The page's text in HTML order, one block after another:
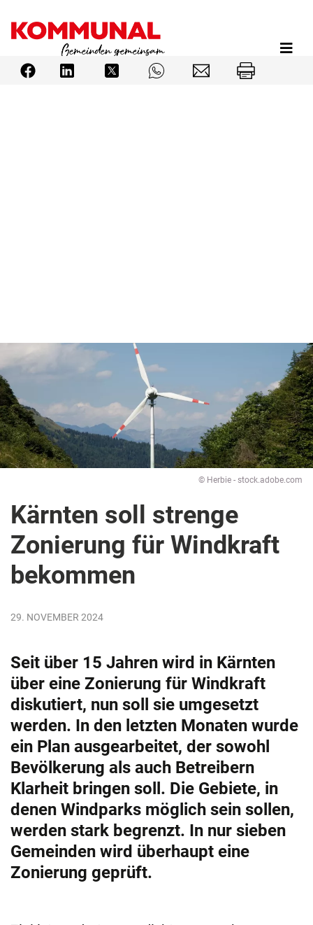
Inhalt
© Herbie - stock.adobe.com
Kärnten soll strenge
Zonierung für Windkraft
bekommen
29. NOVEMBER 2024
Seit über 15 Jahren wird in Kärnten
über eine Zonierung für Windkraft
diskutiert, nun soll sie umgesetzt
werden. In den letzten Monaten wurde
ein Plan ausgearbeitet, der sowohl
Bevölkerung als auch Betreibern
Klarheit bringen soll. Die Gebiete, in
denen Windparks möglich sein sollen,
werden stark begrenzt. In nur sieben
Gemeinden wird überhaupt eine
Zonierung geprüft.